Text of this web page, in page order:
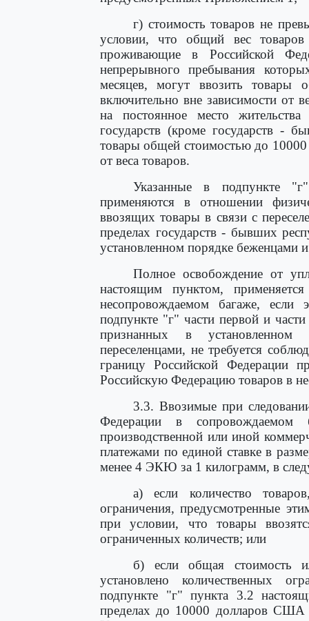
г) стоимость товаров не
условии, что общий вес
проживающие в Российской
непрерывного пребывания
месяцев, могут ввозить
включительно вне зависимости от
на постоянное место
государств (кроме государств -
товары общей стоимостью до
от веса товаров.
Указанные в подпункте
применяются в отношении
ввозящих товары в связи с
пределах государств - бывших
установленном порядке беженцами
Полное освобождение от
настоящим пунктом,
несопровождаемом багаже, если
подпункте "г" части первой и
признанных в
переселенцами, не требуется
границу Российской Федерации
Российскую Федерацию товаров в
3.3. Ввозимые при
Федерации в сопровождаемом
производственной или иной
платежами по единой ставке в
менее 4 ЭКЮ за 1 килограмм, в
а) если количество
ограничения, предусмотренные
при условии, что товары
ограниченных количеств; или
б) если общая стоимость
установлено количественных
подпункте "г" пункта 3.2
пределах до 10000 долларов США